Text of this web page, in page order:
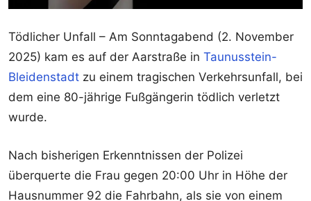
Tödlicher Unfall – Am Sonntagabend (2. November
2025) kam es auf der Aarstraße in Taunusstein-
Bleidenstadt zu einem tragischen Verkehrsunfall, bei
dem eine 80-jährige Fußgängerin tödlich verletzt
wurde.
Nach bisherigen Erkenntnissen der Polizei
überquerte die Frau gegen 20:00 Uhr in Höhe der
Hausnummer 92 die Fahrbahn, als sie von einem